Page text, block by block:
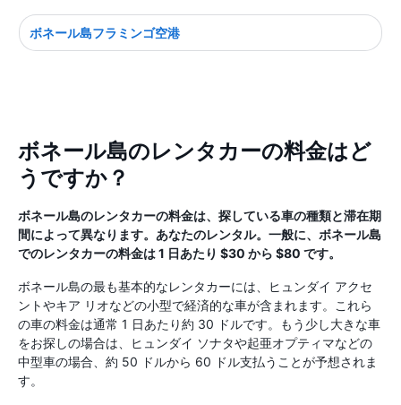
ボネール島フラミンゴ空港
ボネール島のレンタカーの料金はど
うですか？
ボネール島のレンタカーの料金は、探している車の種類と滞在期
間によって異なります。あなたのレンタル。一般に、ボネール島
でのレンタカーの料金は 1 日あたり $30 から $80 です。
ボネール島の最も基本的なレンタカーには、ヒュンダイ アクセ
ントやキア リオなどの小型で経済的な車が含まれます。これら
の車の料金は通常 1 日あたり約 30 ドルです。もう少し大きな車
をお探しの場合は、ヒュンダイ ソナタや起亜オプティマなどの
中型車の場合、約 50 ドルから 60 ドル支払うことが予想されま
す。